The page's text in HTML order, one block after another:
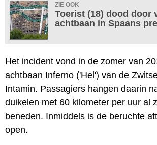
ZIE OOK
Toerist (18) dood door
achtbaan in Spaans
Het incident vond in de zomer van
achtbaan Inferno ('Hel') van de
Intamin. Passagiers hangen daarin
duikelen met 60 kilometer per uur al
beneden. Inmiddels is de beruchte
open.